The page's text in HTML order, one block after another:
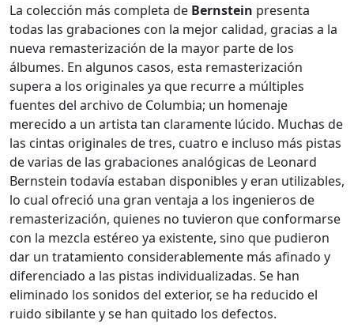
La colección más completa de Bernstein presenta
todas las grabaciones con la mejor calidad, gracias a la
nueva remasterización de la mayor parte de los
álbumes. En algunos casos, esta remasterización
supera a los originales ya que recurre a múltiples
fuentes del archivo de Columbia; un homenaje
merecido a un artista tan claramente lúcido. Muchas de
las cintas originales de tres, cuatro e incluso más pistas
de varias de las grabaciones analógicas de Leonard
Bernstein todavía estaban disponibles y eran utilizables,
lo cual ofreció una gran ventaja a los ingenieros de
remasterización, quienes no tuvieron que conformarse
con la mezcla estéreo ya existente, sino que pudieron
dar un tratamiento considerablemente más afinado y
diferenciado a las pistas individualizadas. Se han
eliminado los sonidos del exterior, se ha reducido el
ruido sibilante y se han quitado los defectos.